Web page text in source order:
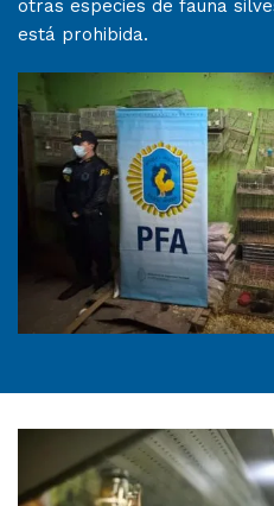
otras especies de fauna
está prohibida.